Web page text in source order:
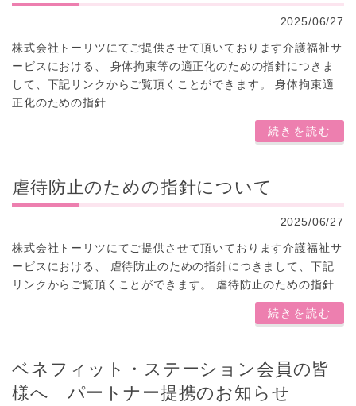
2025/06/27
株式会社トーリツにてご提供させて頂いております介護福祉サ
ービスにおける、 身体拘束等の適正化のための指針につきま
して、下記リンクからご覧頂くことができます。 身体拘束適
正化のための指針
続きを読む
虐待防止のための指針について
2025/06/27
株式会社トーリツにてご提供させて頂いております介護福祉サ
ービスにおける、 虐待防止のための指針につきまして、下記
リンクからご覧頂くことができます。 虐待防止のための指針
続きを読む
ベネフィット・ステーション会員の皆
様へ パートナー提携のお知らせ